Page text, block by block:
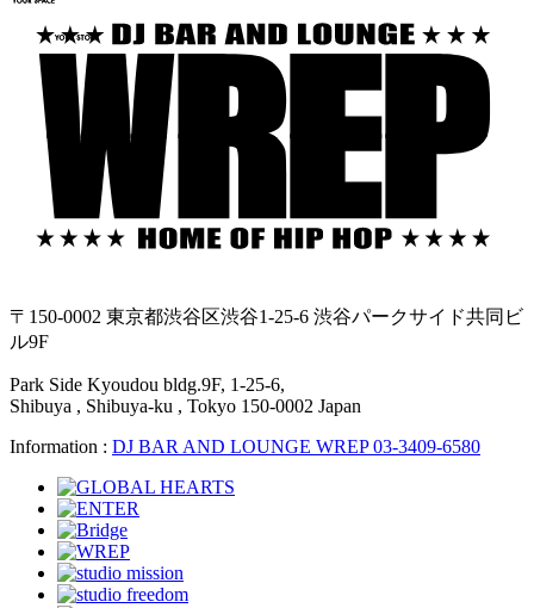
〒150-0002 東京都渋谷区渋谷1-25-6 渋谷パークサイド共同ビ
ル9F
Park Side Kyoudou bldg.9F, 1-25-6,
Shibuya , Shibuya-ku , Tokyo 150-0002 Japan
Information : DJ BAR AND LOUNGE WREP 03-3409-6580